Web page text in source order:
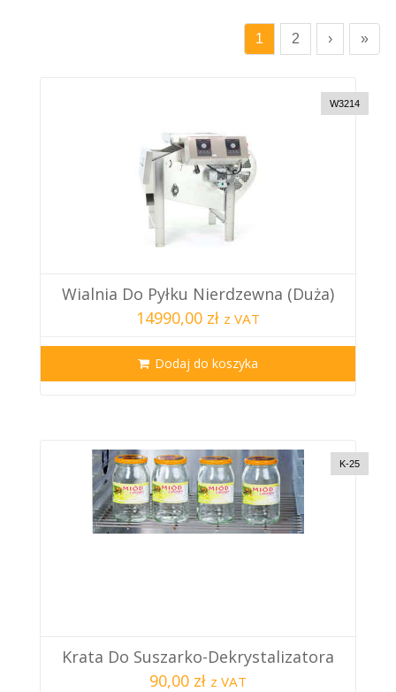
1 2 › »
W3214
Wialnia Do Pyłku Nierdzewna (duża)
14990,00 zł z VAT
Dodaj do koszyka
K-25
Krata Do Suszarko-Dekrystalizatora
90,00 zł z VAT